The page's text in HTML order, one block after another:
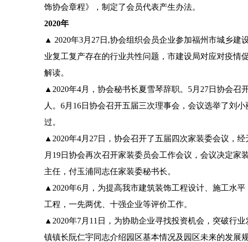
饰协会章程》，制定了会员代表产生办法。
2020年
▲ 2020年3月27日,协会组织会员企业参加福州市城乡
业复工复产存在的行业共性问题，市建设局对应对疫情
解读。
▲2020年4月，协会秘书长夏雪琴辞职。5月27日协会
人。6月16日协会召开五届三次理事会，会议选举了刘
过。
▲2020年4月27日，协会召开了五届四次家装委会议，
月19日协会再次召开家装委员会工作会议，会议决定家
主任，付玉浦同志任家装委秘书长。
▲2020年6月，为提高我市建筑装饰工程设计、施工水
工程，一先两优、十强企业等评价工作。
▲2020年7月11日，为协助企业寻找投资机会，突破行
镇镇长阮仁宇同志介绍园区基本情况及园区未来的发展